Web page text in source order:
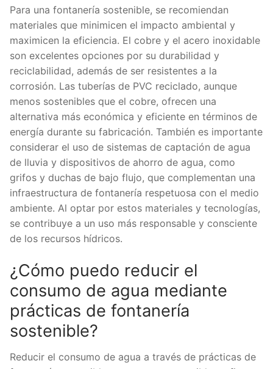
Para una fontanería sostenible, se recomiendan
materiales que minimicen el impacto ambiental y
maximicen la eficiencia. El cobre y el acero inoxidable
son excelentes opciones por su durabilidad y
reciclabilidad, además de ser resistentes a la
corrosión. Las tuberías de PVC reciclado, aunque
menos sostenibles que el cobre, ofrecen una
alternativa más económica y eficiente en términos de
energía durante su fabricación. También es importante
considerar el uso de sistemas de captación de agua
de lluvia y dispositivos de ahorro de agua, como
grifos y duchas de bajo flujo, que complementan una
infraestructura de fontanería respetuosa con el medio
ambiente. Al optar por estos materiales y tecnologías,
se contribuye a un uso más responsable y consciente
de los recursos hídricos.
¿Cómo puedo reducir el
consumo de agua mediante
prácticas de fontanería
sostenible?
Reducir el consumo de agua a través de prácticas de